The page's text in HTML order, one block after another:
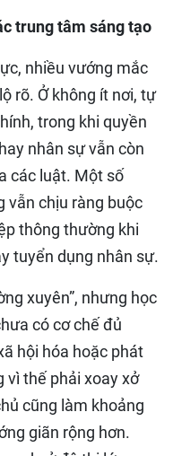
trung tâm sáng tạo
nhiều vướng mắc
rõ. Ở không ít nơi, tự
trong khi quyền
nhân sự vẫn còn
các luật. Một số
vẫn chịu ràng buộc
thông thường khi
tuyển dụng nhân sự.
xuyên”, nhưng học
có cơ chế đủ
hội hóa hoặc phát
vì thế phải xoay xở
cũng làm khoảng
giãn rộng hơn.